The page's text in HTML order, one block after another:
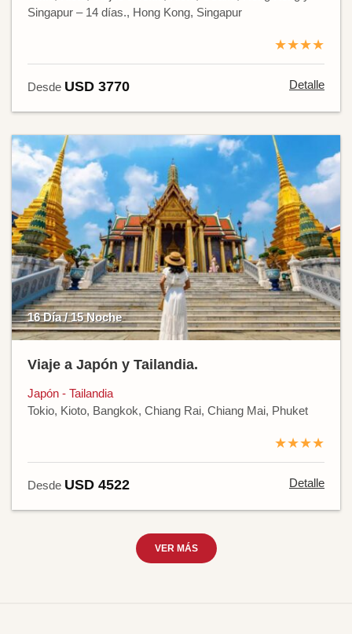
Singapur – 14 días., Hong Kong, Singapur
★★★★
Desde USD 3770 Detalle
16 Día / 15 Noche
Viaje a Japón y Tailandia.
Japón - Tailandia
Tokio, Kioto, Bangkok, Chiang Rai, Chiang Mai, Phuket
★★★★
Desde USD 4522 Detalle
VER MÁS